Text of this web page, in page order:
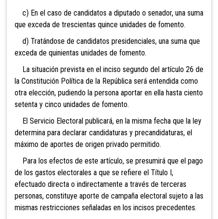
c) En el caso de candidatos a diputado o senador, una suma
que exceda de trescientas quince unidades de fomento.
d) Tratándose de candidatos presidenciales, una suma que
exceda de quinientas unidades de fomento.
La situación prevista en el inciso segundo del artículo 26 de
la Constitución Política de la República será entendida como
otra elección, pudiendo la persona aportar en ella hasta ciento
setenta y cinco unidades de fomento.
El Servicio Electoral publicará, en la misma fecha que la ley
determina para declarar candidaturas y precandidaturas, el
máximo de aportes de origen privado permitido.
Para los efectos de este artículo, se presumirá que el pago
de los gastos electorales a que se refiere el Título I,
efectuado directa o indirectamente a través de terceras
personas, constituye aporte de campaña electoral sujeto a las
mismas restricciones señaladas en los incisos precedentes.